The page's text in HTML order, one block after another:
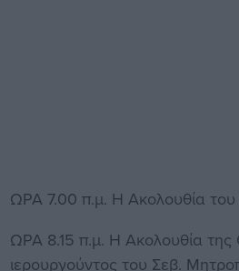
ΩΡΑ 7.00 π.μ. Η Ακολουθία
ΩΡΑ 8.15 π.μ. Η Ακολουθία της
ιερουργούντος του Σεβ.